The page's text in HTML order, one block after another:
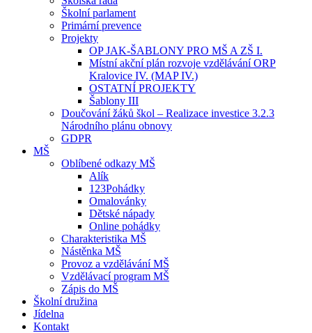
Školní parlament
Primární prevence
Projekty
OP JAK-ŠABLONY PRO MŠ A ZŠ I.
Místní akční plán rozvoje vzdělávání ORP
Kralovice IV. (MAP IV.)
OSTATNÍ PROJEKTY
Šablony III
Doučování žáků škol – Realizace investice 3.2.3
Národního plánu obnovy
GDPR
MŠ
Oblíbené odkazy MŠ
Alík
123Pohádky
Omalovánky
Dětské nápady
Online pohádky
Charakteristika MŠ
Nástěnka MŠ
Provoz a vzdělávání MŠ
Vzdělávací program MŠ
Zápis do MŠ
Školní družina
Jídelna
Kontakt